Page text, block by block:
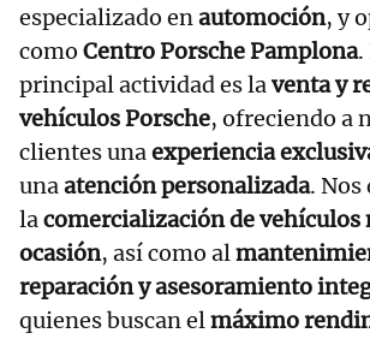
especializado enautomoción, y
como Centro Porsche Pamplona.
principal actividad es laventa y
vehículos Porsche, ofreciendo a
clientes unaexperiencia
unaatención personalizada. Nos
lacomercialización de vehículos
ocasión, así como al
reparación y asesoramiento
quienes buscan elmáximo